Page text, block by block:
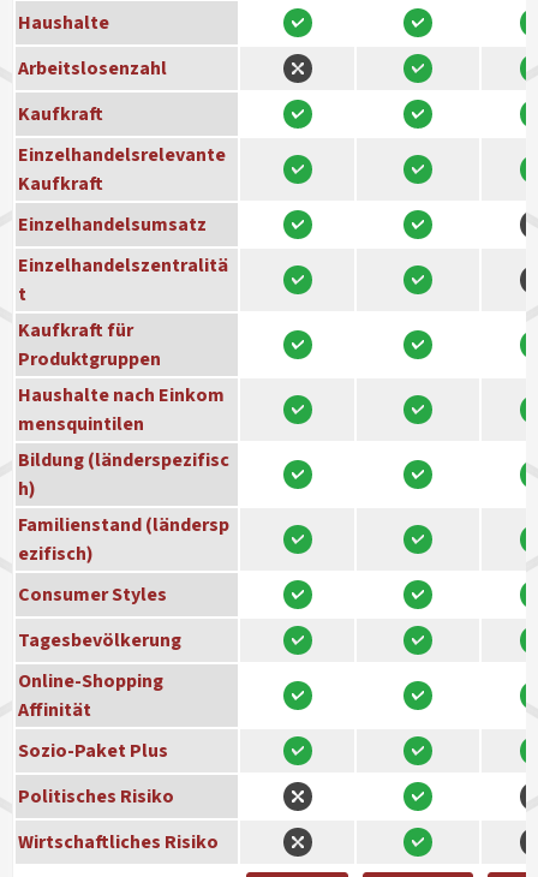
Haushalte
Arbeitslosenzahl
Kaufkraft
Einzelhandelsrelevante
Kaufkraft
Einzelhandelsumsatz
Einzelhandelszentralitä
t
Kaufkraft für
Produktgruppen
Haushalte nach Einkom
mensquintilen
Bildung (länderspezifisc
h)
Familienstand (ländersp
ezifisch)
Consumer Styles
Tagesbevölkerung
Online-Shopping
Affinität
Sozio-Paket Plus
Politisches Risiko
Wirtschaftliches Risiko